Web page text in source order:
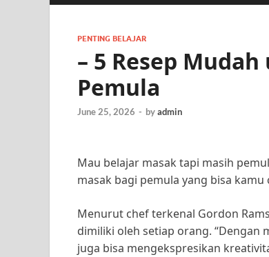
PENTING BELAJAR
– 5 Resep
Pemula
June 25, 2026 - byadmin
Mau belajar masak tapi masih
masak bagi pemula yang bisa kamu
Menurut chef terkenal Gordon
dimiliki oleh setiap orang. “Dengan
juga bisa mengekspresikan